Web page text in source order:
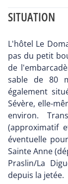
SITUATION
L'hôtel Le
pas du petit
de
sable de 80
également
Sévère, elle-
environ.
(approximatif
éventuelle
Sainte Anne
Praslin/La
depuis la jetée.